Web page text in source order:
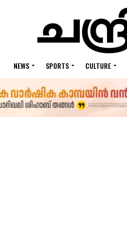
NEWS SPORTS CULTURE